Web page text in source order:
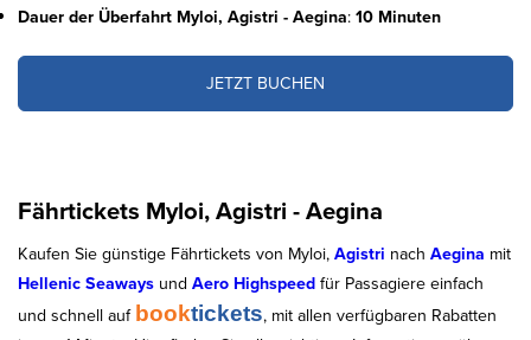
Dauer der Überfahrt Myloi, Agistri - Aegina: 10 Minuten
JETZT BUCHEN
Fährtickets Myloi, Agistri - Aegina
Kaufen Sie günstige Fährtickets von Myloi, Agistri nach Aegina mit
Hellenic Seaways und Aero Highspeed für Passagiere einfach
und schnell auf booktickets, mit allen verfügbaren Rabatten